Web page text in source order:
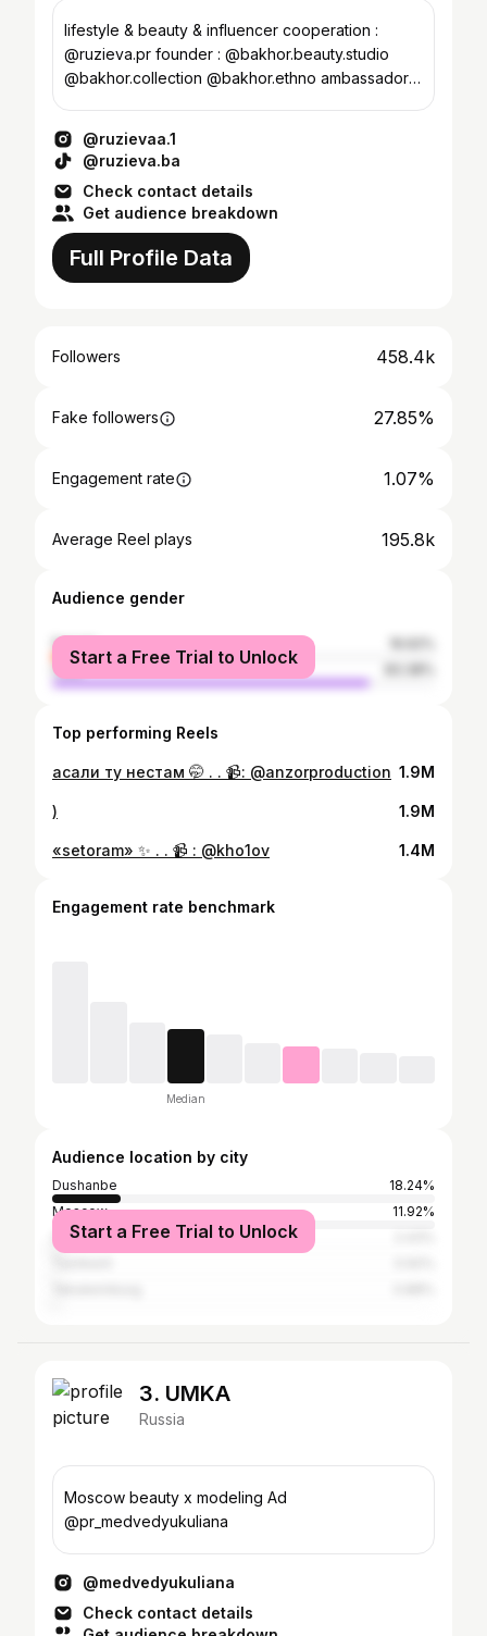
lifestyle & beauty & influencer cooperation :
@ruzieva.pr founder : @bakhor.beauty.studio
@bakhor.collection @bakhor.ethno ambassador :
@ruzievaa.1
@ruzieva.ba
Check contact details
Get audience breakdown
Full Profile Data
Followers 458.4k
Fake followers 27.85%
Engagement rate 1.07%
Average Reel plays 195.8k
Audience gender
female
male
Start a Free Trial to Unlock
Top performing Reels
асали ту нестам 🤭 . . 📹: @anzorproduction 1.9M
) 1.9M
«setoram» ✨ . . 📹 : @kho1ov 1.4M
Engagement rate benchmark
Median
Audience location by city
Dushanbe
18.24%
Moscow
11.92%
Saint Petersburg
Start a Free Trial to Unlock
3. UMKA
Russia
Moscow beauty x modeling Ad
@pr_medvedyukuliana
@medvedyukuliana
Check contact details